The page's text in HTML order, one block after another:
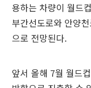
용하는 차량이 월드
부간선도로와 안양
으로 전망된다.
앞서 올해 7월 월드